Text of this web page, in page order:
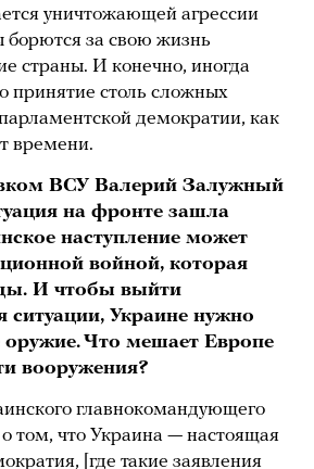
уничтожающей агрессии
борются за свою жизнь
страны. И конечно, иногда
принятие столь сложных
демократии, как
времени.
ВСУ Валерий Залужный
на фронте зашла
наступление может
войной, которая
И чтобы выйти
ситуации, Украине нужно
Что мешает Европе
вооружения?
главнокомандующего
том, что Украина — настоящая
[где такие заявления